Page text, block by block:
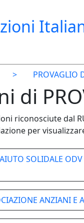
> PROVAGLIO
di
riconosciute dal
per
AIUTO SOLIDALE ODV
ANZIANI E